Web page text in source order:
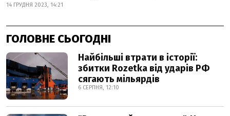
14 ГРУДНЯ 2023, 14:21
ГОЛОВНЕ СЬОГОДНІ
Найбільші втрати в історії:
збитки Rozetka від ударів РФ
сягають мільярдів
6 СЕРПНЯ, 12:10